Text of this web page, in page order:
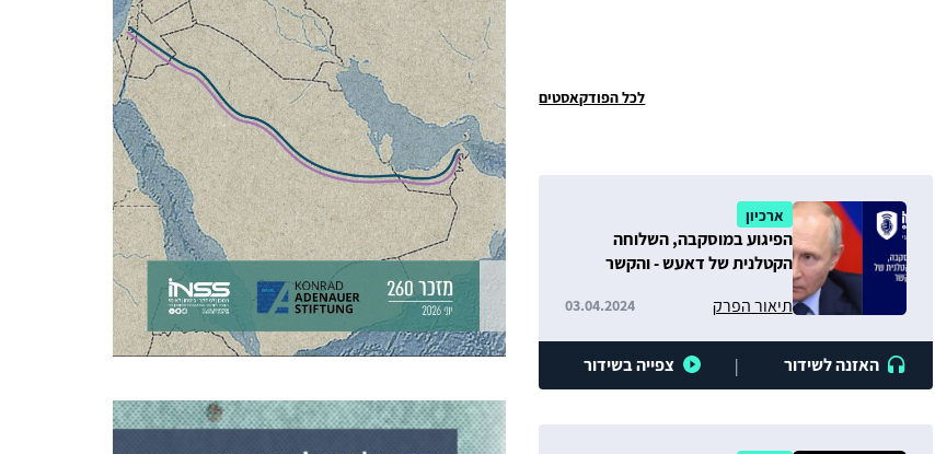
לכל הפודקאסטים
ארכיון
הפיגוע במוסקבה, השלוחה
הקטלנית של דאעש - והקשר
תיאור הפרק
03.04.2024
האזנה לשידור | צפייה בשידור